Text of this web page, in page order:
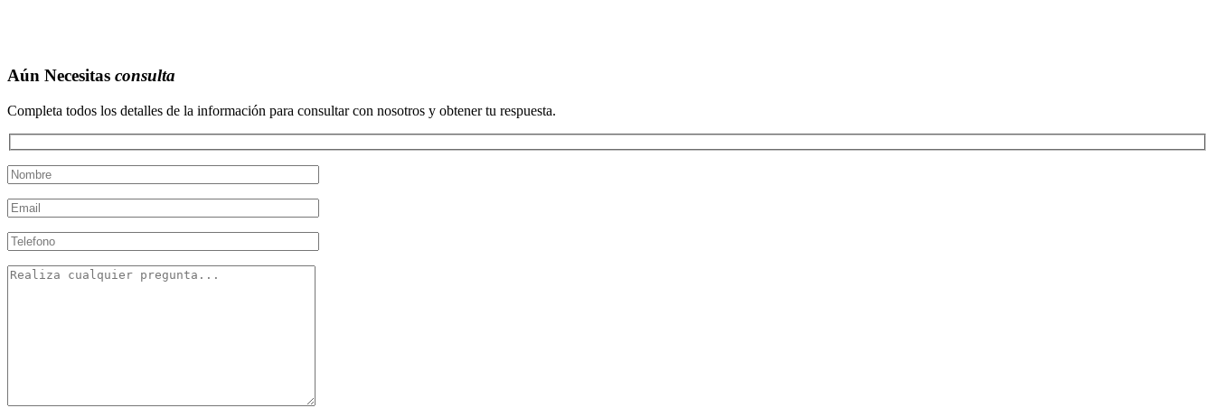
Aún Necesitas consulta
Completa todos los detalles de la información para consultar con nosotros y obtener tu respuesta.